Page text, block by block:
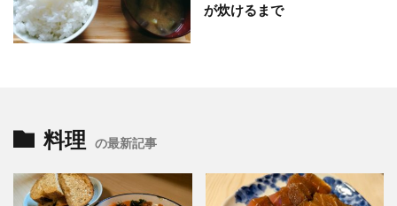
が炊けるまで
料理 の最新記事